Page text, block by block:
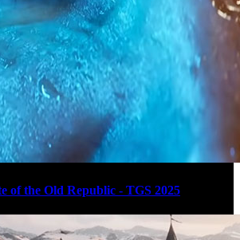
of the Old Republic - TGS 2025